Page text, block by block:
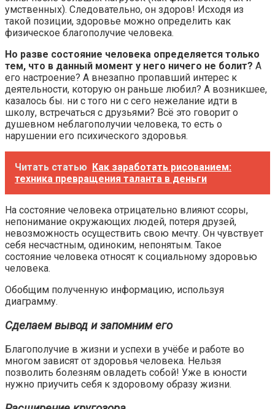
умственных). Следовательно, он здоров! Исходя из
такой позиции, здоровье можно определить как
физическое благополучие человека.
Но разве состояние человека определяется только
тем, что в данный момент у него ничего не болит? А
его настроение? А внезапно пропавший интерес к
деятельности, которую он раньше любил? А возникшее,
казалось бы. ни с того ни с сего нежелание идти в
школу, встречаться с друзьями? Всё это говорит о
душевном неблагополучии человека, то есть о
нарушении его психического здоровья.
Читать статью Как заработать рисованием:
техника превращения таланта в деньги
На состояние человека отрицательно влияют ссоры,
непонимание окружающих людей, потеря друзей,
невозможность осуществить свою мечту. Он чувствует
себя несчастным, одиноким, непонятым. Такое
состояние человека относят к социальному здоровью
человека.
Обобщим полученную информацию, используя
диаграмму.
Сделаем вывод и запомним его
Благополучие в жизни и успехи в учёбе и работе во
многом зависят от здоровья человека. Нельзя
позволить болезням овладеть собой! Уже в юности
нужно приучить себя к здоровому образу жизни.